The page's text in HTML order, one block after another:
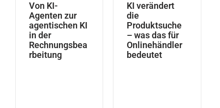
Von KI-
Agenten zur
agentischen KI
in der
Rechnungsbea
rbeitung
KI verändert
die
Produktsuche
– was das für
Onlinehändler
bedeutet